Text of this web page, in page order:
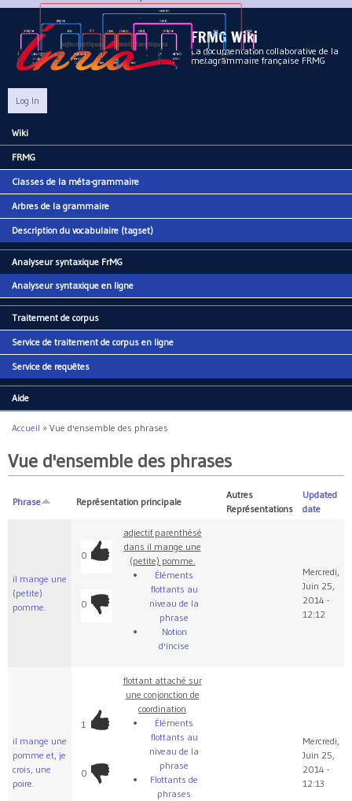
Aller au contenu principal
FRMG Wiki
La documentation collaborative de la
metagrammaire française FRMG
Log In
Main menu
Wiki
FRMG
Classes de la méta-grammaire
Arbres de la grammaire
Description du vocabulaire (tagset)
Analyseur syntaxique FrMG
Analyseur syntaxique en ligne
Traitement de corpus
Service de traitement de corpus en ligne
Service de requêtes
Aide
Vous êtes ici
Accueil » Vue d'ensemble des phrases
Vue d'ensemble des phrases
Phrase Représentation principale
Autres
Représentations
Updated
date
il mange une
(petite)
pomme.
0
0
adjectif parenthésé
dans il mange une
(petite) pomme.
Éléments
flottants au
niveau de la
phrase
Notion
d'incise
Mercredi,
Juin 25,
2014 -
12:12
il mange une
pomme et, je
crois, une
poire.
1
0
flottant attaché sur
une conjonction de
coordination
Éléments
flottants au
niveau de la
phrase
Flottants de
phrases
Mercredi,
Juin 25,
2014 -
12:13